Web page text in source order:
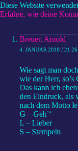
Diese Website
Erfahre, wie deine
Breuer, Arnold
4. JANUAR 2018 / 21:26
Wie sagt man
wie der Herr, so’s
Das kann ich
den Eindruck, als
nach dem Motto
G – Geh`‘
L – Lieber
S – Stempeln